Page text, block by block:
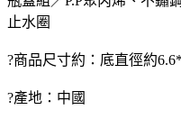
止水圈
?商品尺寸約：底直徑約
?產地：中國